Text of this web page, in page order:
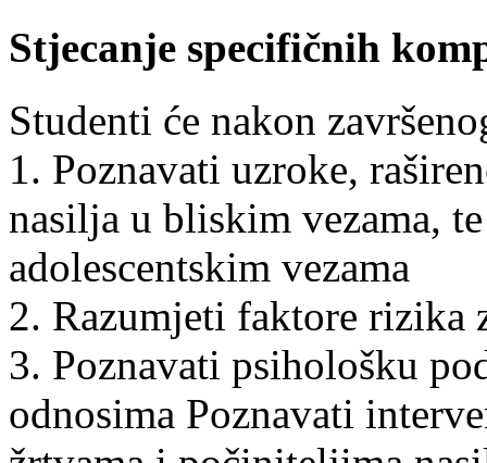
Stjecanje specifičnih
Studenti će nakon
1. Poznavati uzroke,
nasilja u bliskim vezama,
adolescentskim vezama
2. Razumjeti faktore rizika
3. Poznavati psihološku
odnosima Poznavati